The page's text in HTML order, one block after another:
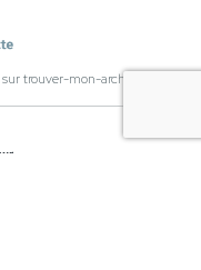
trouver-mon-architecte.fr